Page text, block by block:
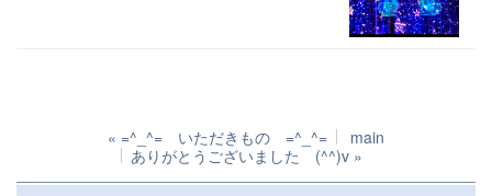
« =^_^= いただきもの =^_^=
main
ありがとうございました (^^)v »